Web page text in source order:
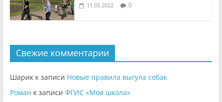
11.05.2022 0
Свежие комментарии
Шарикк записи Новые правила выгула собак
Роман к записи ФГИС «Моя школа»